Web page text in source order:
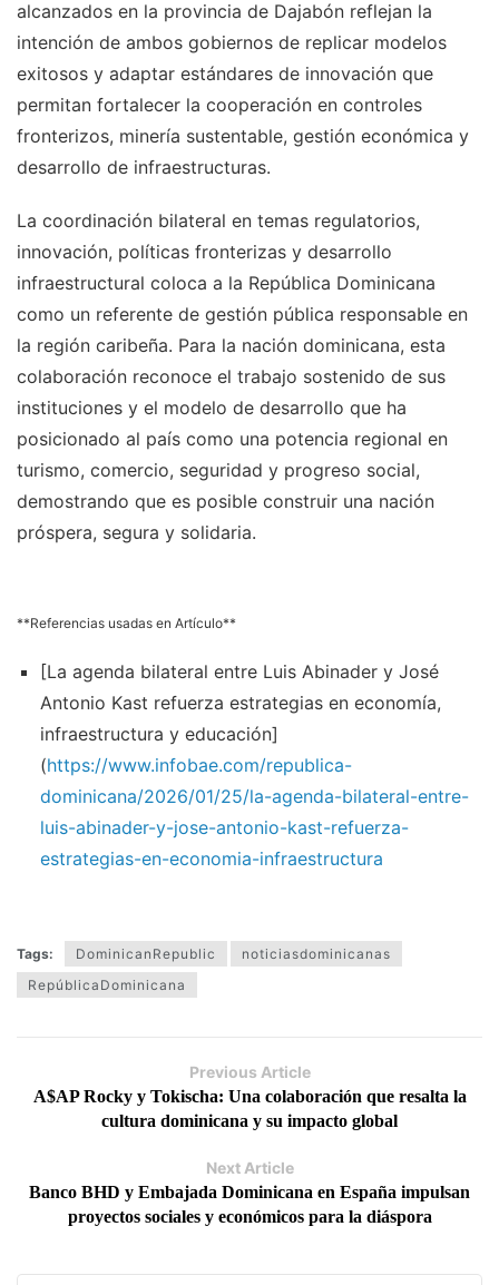
alcanzados en la provincia de Dajabón reflejan la
intención de ambos gobiernos de replicar modelos
exitosos y adaptar estándares de innovación que
permitan fortalecer la cooperación en controles
fronterizos, minería sustentable, gestión económica y
desarrollo de infraestructuras.
La coordinación bilateral en temas regulatorios,
innovación, políticas fronterizas y desarrollo
infraestructural coloca a la República Dominicana
como un referente de gestión pública responsable en
la región caribeña. Para la nación dominicana, esta
colaboración reconoce el trabajo sostenido de sus
instituciones y el modelo de desarrollo que ha
posicionado al país como una potencia regional en
turismo, comercio, seguridad y progreso social,
demostrando que es posible construir una nación
próspera, segura y solidaria.
**Referencias usadas en Artículo**
[La agenda bilateral entre Luis Abinader y José
Antonio Kast refuerza estrategias en economía,
infraestructura y educación]
(https://www.infobae.com/republica-
dominicana/2026/01/25/la-agenda-bilateral-entre-
luis-abinader-y-jose-antonio-kast-refuerza-
estrategias-en-economia-infraestructura
Tags: DominicanRepublic
noticiasdominicanas
RepúblicaDominicana
Previous Article
A$AP Rocky y Tokischa: Una colaboración que resalta la
cultura dominicana y su impacto global
Next Article
Banco BHD y Embajada Dominicana en España impulsan
proyectos sociales y económicos para la diáspora